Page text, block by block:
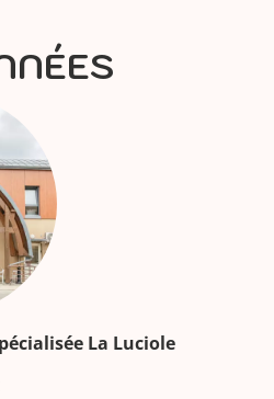
La Luciole